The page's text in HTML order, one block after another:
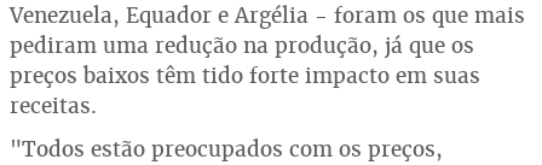
Venezuela, Equador e Argélia - foram os que mais
pediram uma redução na produção, já que os
preços baixos têm tido forte impacto em suas
receitas.
"Todos estão preocupados com os preços,